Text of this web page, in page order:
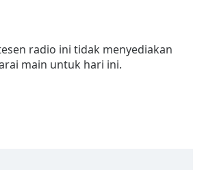
radio ini tidak menyediakan
main untuk hari ini.